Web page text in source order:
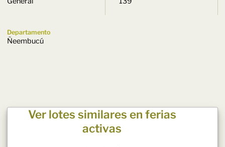
Departamento
Ñeembucú
Ver lotes similares en ferias
activas